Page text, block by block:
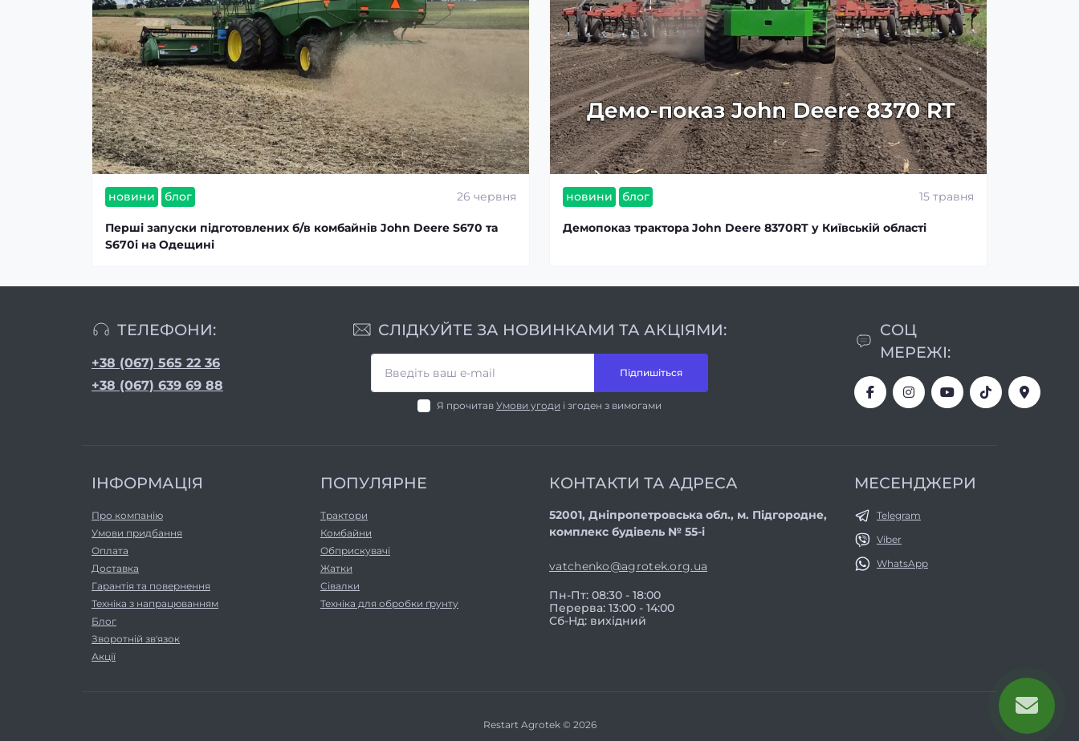
новини блог 26 червня
Перші запуски підготовлених б/в комбайнів John Deere S670 та
S670i на Одещині
новини блог 15 травня
Демопоказ трактора John Deere 8370RT у Київській області
ТЕЛЕФОНИ:
+38 (067) 565 22 36
+38 (067) 639 69 88
СОЦ
МЕРЕЖІ:
СЛІДКУЙТЕ ЗА НОВИНКАМИ ТА АКЦІЯМИ:
Підпишіться
Я прочитав Умови угоди і згоден з вимогами
ІНФОРМАЦІЯ
Про компанію
Умови придбання
Оплата
Доставка
Гарантія та повернення
Техніка з напрацюванням
Блог
Зворотній зв'язок
Акції
ПОПУЛЯРНЕ
Трактори
Комбайни
Обприскувачі
Жатки
Сівалки
Техніка для обробки ґрунту
КОНТАКТИ ТА АДРЕСА
52001, Дніпропетровська обл., м. Підгородне,
комплекс будівель № 55-і
vatchenko@agrotek.org.ua
Пн-Пт: 08:30 - 18:00
Перерва: 13:00 - 14:00
Сб-Нд: вихідний
МЕСЕНДЖЕРИ
Telegram
Viber
WhatsApp
Restart Agrotek © 2026